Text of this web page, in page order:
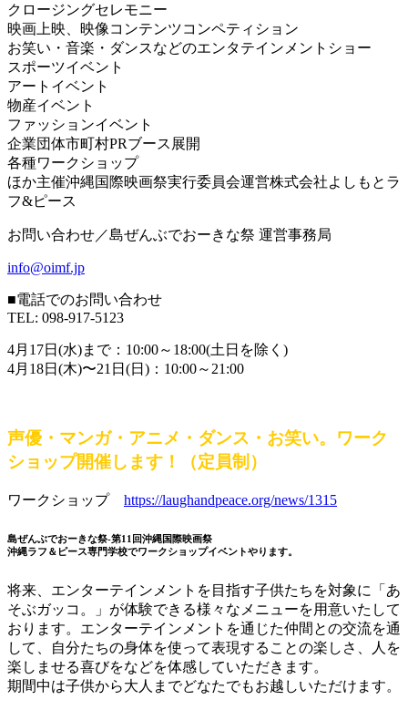
クロージングセレモニー
映画上映、映像コンテンツコンペティション
お笑い・音楽・ダンスなどのエンタテインメントショー
スポーツイベント
アートイベント
物産イベント
ファッションイベント
企業団体市町村PRブース展開
各種ワークショップ
ほか主催沖縄国際映画祭実行委員会運営株式会社よしもとラ
フ&ピース
お問い合わせ／島ぜんぶでおーきな祭 運営事務局
info@oimf.jp
■電話でのお問い合わせ
TEL: 098-917-5123
4月17日(水)まで：10:00～18:00(土日を除く)
4月18日(木)〜21日(日)：10:00～21:00
声優・マンガ・アニメ・ダンス・お笑い。ワーク
ショップ開催します！（定員制）
ワークショップ https://laughandpeace.org/news/1315
島ぜんぶでおーきな祭-第11回沖縄国際映画祭
沖縄ラフ＆ピース専門学校でワークショップイベントやります。
将来、エンターテインメントを目指す子供たちを対象に「あ
そぶガッコ。」が体験できる様々なメニューを用意いたして
おります。エンターテインメントを通じた仲間との交流を通
して、自分たちの身体を使って表現することの楽しさ、人を
楽しませる喜びをなどを体感していただきます。
期間中は子供から大人までどなたでもお越しいただけます。